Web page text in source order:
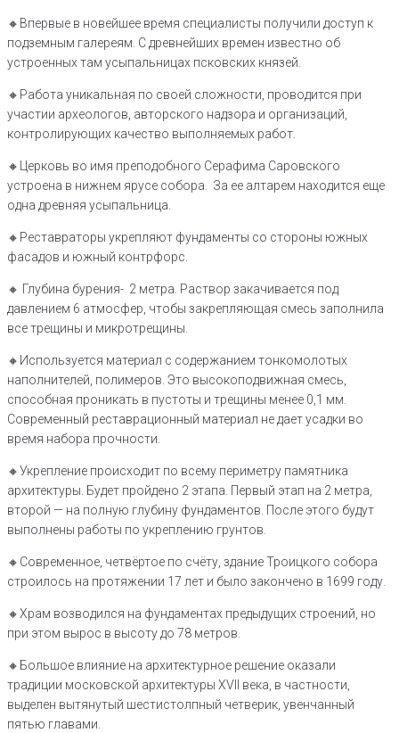
🔸️Впервые в новейшее время специалисты получили доступ к
подземным галереям. С древнейших времен известно об
устроенных там усыпальницах псковских князей.
🔸️Работа уникальная по своей сложности, проводится при
участии археологов, авторского надзора и организаций,
контролирующих качество выполняемых работ.
🔸️Церковь во имя преподобного Серафима Саровского
устроена в нижнем ярусе собора. За ее алтарем находится еще
одна древняя усыпальница.
🔸Реставраторы укрепляют фундаменты со стороны южных
фасадов и южный контрфорс.
🔸️ Глубина бурения- 2 метра. Раствор закачивается под
давлением 6 атмосфер, чтобы закрепляющая смесь заполнила
все трещины и микротрещины.
🔸️Используется материал с содержанием тонкомолотых
наполнителей, полимеров. Это высокоподвижная смесь,
способная проникать в пустоты и трещины менее 0,1 мм.
Современный реставрационный материал не дает усадки во
время набора прочности.
🔸Укрепление происходит по всему периметру памятника
архитектуры. Будет пройдено 2 этапа. Первый этап на 2 метра,
второй — на полную глубину фундаментов. После этого будут
выполнены работы по укреплению грунтов.
🔸️Современное, четвёртое по счёту, здание Троицкого собора
строилось на протяжении 17 лет и было закончено в 1699 году.
🔸️Храм возводился на фундаментах предыдущих строений, но
при этом вырос в высоту до 78 метров.
🔸️Большое влияние на архитектурное решение оказали
традиции московской архитектуры XVII века, в частности,
выделен вытянутый шестистолпный четверик, увенчанный
пятью главами.